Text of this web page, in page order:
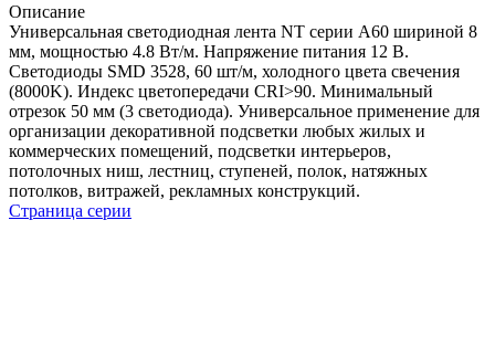
Описание
Универсальная светодиодная лента NT серии A60 шириной 8
мм, мощностью 4.8 Вт/м. Напряжение питания 12 В.
Светодиоды SMD 3528, 60 шт/м, холодного цвета свечения
(8000K). Индекс цветопередачи CRI>90. Минимальный
отрезок 50 мм (3 светодиода). Универсальное применение для
организации декоративной подсветки любых жилых и
коммерческих помещений, подсветки интерьеров,
потолочных ниш, лестниц, ступеней, полок, натяжных
потолков, витражей, рекламных конструкций.
Страница серии